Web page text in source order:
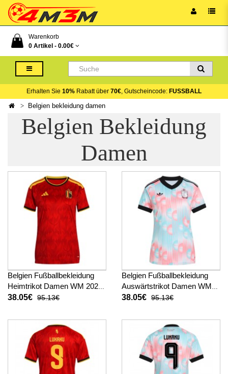
Warenkorb
0 Artikel - 0.00€
Erhalten Sie 10% Rabatt über 70€, Gutscheincode: FUSSBALL
Belgien bekleidung damen
Belgien Bekleidung
Damen
Belgien Fußballbekleidung
Heimtrikot Damen WM 2026
Kurzarm
38.05€ 95.13€
Belgien Fußballbekleidung
Auswärtstrikot Damen WM
2026 Kurzarm
38.05€ 95.13€